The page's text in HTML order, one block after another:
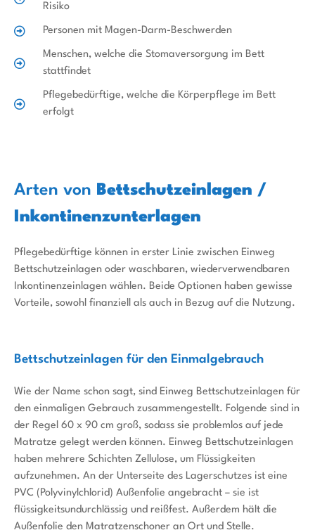
Risiko
Personen mit Magen-Darm-Beschwerden
Menschen, welche die Stomaversorgung im Bett
stattfindet
Pflegebedürftige, welche die Körperpflege im Bett
erfolgt
Arten von Bettschutzeinlagen /
Inkontinenzunterlagen
Pflegebedürftige können in erster Linie zwischen Einweg
Bettschutzeinlagen oder waschbaren, wiederverwendbaren
Inkontinenzeinlagen wählen. Beide Optionen haben gewisse
Vorteile, sowohl finanziell als auch in Bezug auf die Nutzung.
Bettschutzeinlagen für den Einmalgebrauch
Wie der Name schon sagt, sind Einweg Bettschutzeinlagen für
den einmaligen Gebrauch zusammengestellt. Folgende sind in
der Regel 60 x 90 cm groß, sodass sie problemlos auf jede
Matratze gelegt werden können. Einweg Bettschutzeinlagen
haben mehrere Schichten Zellulose, um Flüssigkeiten
aufzunehmen. An der Unterseite des Lagerschutzes ist eine
PVC (Polyvinylchlorid) Außenfolie angebracht – sie ist
flüssigkeitsundurchlässig und reißfest. Außerdem hält die
Außenfolie den Matratzenschoner an Ort und Stelle.